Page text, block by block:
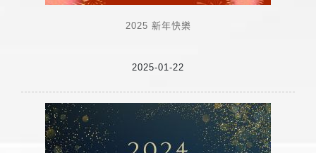
2025 新年快樂
2025-01-22